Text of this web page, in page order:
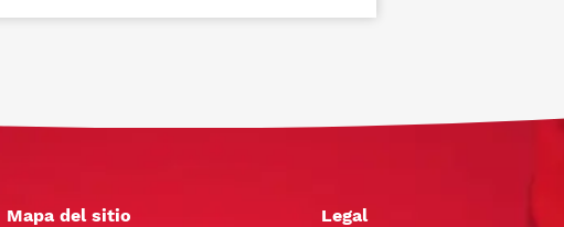
Mapa del sitio Legal